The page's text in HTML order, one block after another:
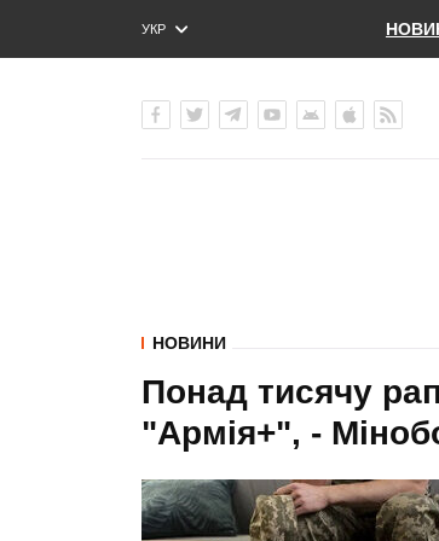
УКР
ENG
НОВИНИ
Понад тисячу
"Армія+", -